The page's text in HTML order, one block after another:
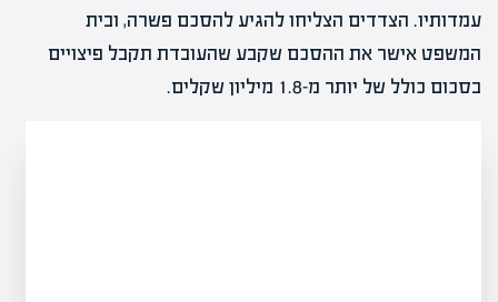
עמדותיו. הצדדים הצליחו להגיע להסכם פשרה, ובית
המשפט אישר את ההסכם שקבע שהעובדת תקבל פיצויים
בסכום כולל של יותר מ-1.8 מיליון שקלים.